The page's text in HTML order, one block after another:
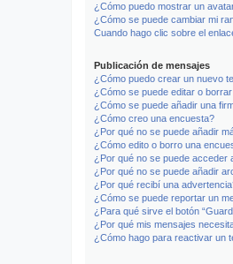
¿Cómo puedo mostrar un
¿Cómo se puede cambiar mi
Cuando hago clic sobre el
Publicación de mensajes
¿Cómo puedo crear un nuevo
¿Cómo se puede editar o
¿Cómo se puede añadir una
¿Cómo creo una encuesta?
¿Por qué no se puede añadir
¿Cómo edito o borro una
¿Por qué no se puede acceder
¿Por qué no se puede añadir
¿Por qué recibí una
¿Cómo se puede reportar un
¿Para qué sirve el botón
¿Por qué mis mensajes
¿Cómo hago para reactivar un